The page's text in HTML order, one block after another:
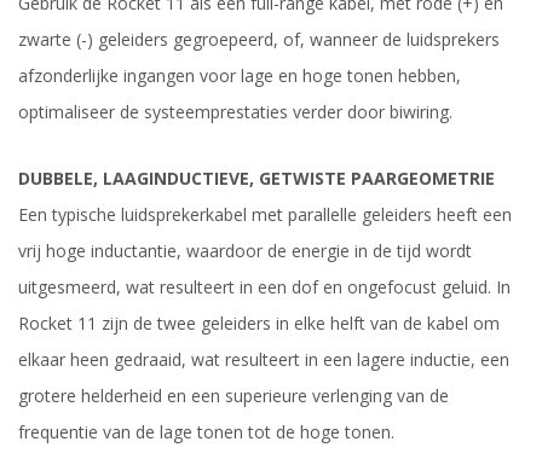
zwarte (-) geleiders gegroepeerd, of, wanneer de luidsprekers
afzonderlijke ingangen voor lage en hoge tonen hebben,
optimaliseer de systeemprestaties verder door biwiring.
DUBBELE, LAAGINDUCTIEVE, GETWISTE PAARGEOMETRIE
Een typische luidsprekerkabel met parallelle geleiders heeft een
vrij hoge inductantie, waardoor de energie in de tijd wordt
uitgesmeerd, wat resulteert in een dof en ongefocust geluid. In
Rocket 11 zijn de twee geleiders in elke helft van de kabel om
elkaar heen gedraaid, wat resulteert in een lagere inductie, een
grotere helderheid en een superieure verlenging van de
frequentie van de lage tonen tot de hoge tonen.